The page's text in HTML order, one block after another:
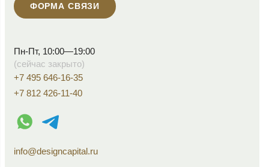
ФОРМА СВЯЗИ
Пн-Пт, 10:00—19:00
(сейчас закрыто)
+7 495 646-16-35
+7 812 426-11-40
WhatsApp контакт
Telegram контакт
info@designcapital.ru